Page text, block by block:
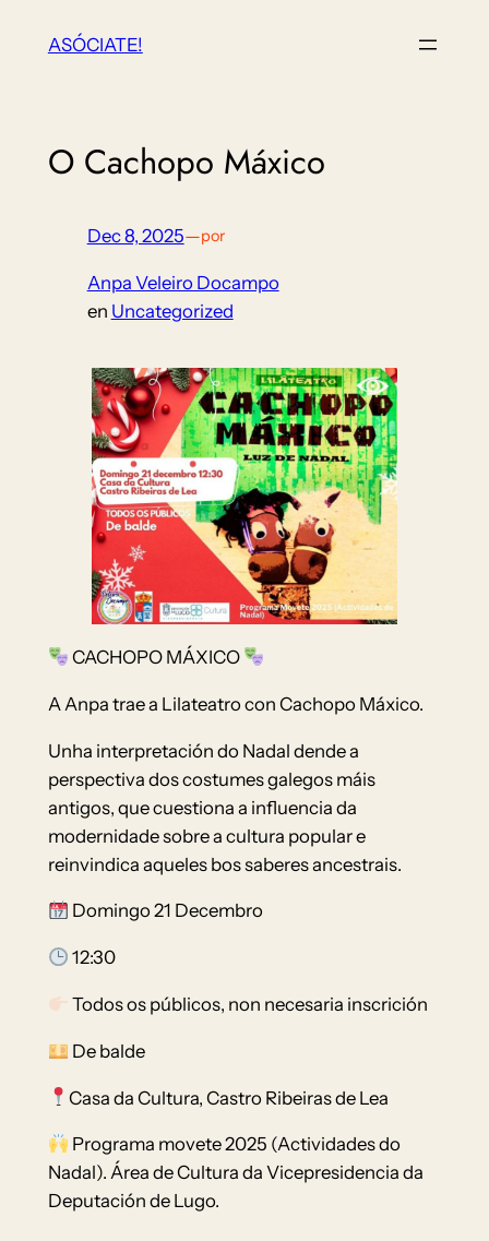
ASÓCIATE!
O Cachopo Máxico
Dec 8, 2025—por
Anpa Veleiro Docampo
en Uncategorized
CACHOPO MÁXICO
A Anpa trae a Lilateatro con Cachopo Máxico.
Unha interpretación do Nadal dende a
perspectiva dos costumes galegos máis
antigos, que cuestiona a influencia da
modernidade sobre a cultura popular e
reinvindica aqueles bos saberes ancestrais.
Domingo 21 Decembro
12:30
Todos os públicos, non necesaria inscrición
De balde
Casa da Cultura, Castro Ribeiras de Lea
Programa movete 2025 (Actividades do
Nadal). Área de Cultura da Vicepresidencia da
Deputación de Lugo.